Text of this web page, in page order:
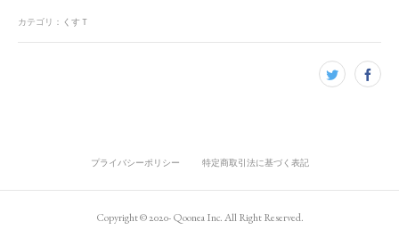
カテゴリ ： くすＴ
プライバシーポリシー 特定商取引法に基づく表記
Copyright © 2020- Qoonea Inc. All Right Reserved.